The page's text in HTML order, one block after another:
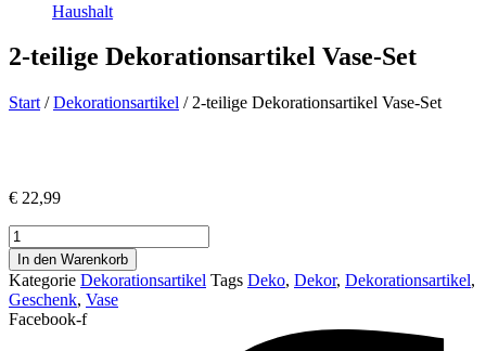
Haushalt
2-teilige Dekorationsartikel Vase-Set
Start /Dekorationsartikel / 2-teilige Dekorationsartikel Vase-Set
€ 22,99
2-
teilige
Dekorationsartikel
Vase-
Set
Menge
In den Warenkorb
Kategorie Dekorationsartikel Tags Deko, Dekor, Dekorationsartikel,
Geschenk, Vase
Facebook-f